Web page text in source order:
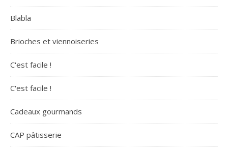
Blabla
Brioches et viennoiseries
C'est facile !
C'est facile !
Cadeaux gourmands
CAP pâtisserie